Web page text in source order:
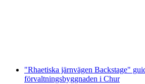
"Rhaetiska järnvägen Backstage"
förvaltningsbyggnaden i Chur